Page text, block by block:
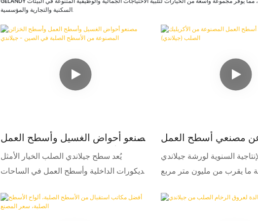
السكنية والتجارية والمؤسسية.
مصنعو أحواض الغسيل وأسطح العمل
وأسطح الخزائن المصنوعة من
الأسطح الصلبة في الصين - جيلاندي
يُعد سطح جيلاندي الصلب الخيار الأمثل
للديكورات الداخلية وأسطح العمل في الساحات
خيارًا مثاليًا لمجموعة واسعة من التطبيقات، بما
مصنعي أسطح العمل
من الأكريليك الصلب
(جيلاندي)
السنوية لورشة جيلاندي
ما يقرب من مليون متر مربع
تتوفر خدمات تصنيع المعدات